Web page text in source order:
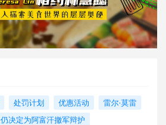
处罚计划 优惠活动
雷尔·莫雷
决定为阿富汗撤军辩护